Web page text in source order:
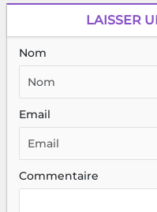
LAISSER
Nom
Email
Commentaire